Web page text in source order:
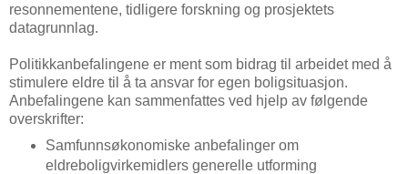
resonnementene, tidligere forskning og prosjektets
datagrunnlag.
Politikkanbefalingene er ment som bidrag til arbeidet med å
stimulere eldre til å ta ansvar for egen boligsituasjon.
Anbefalingene kan sammenfattes ved hjelp av følgende
overskrifter:
Samfunnsøkonomiske anbefalinger om
eldreboligvirkemidlers generelle utforming